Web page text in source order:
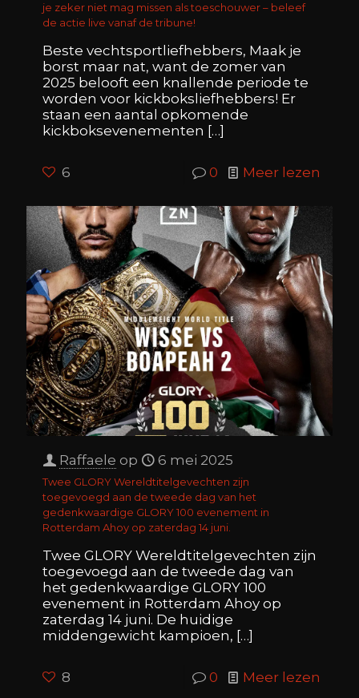
je zeker niet mag missen als toeschouwer – beleef
de actie live vanaf de tribune!
Beste vechtsportliefhebbers, Maak je
borst maar nat, want de zomer van
2025 belooft een knallende periode te
worden voor kickboksliefhebbers! Er
staan een aantal opkomende
kickboksevenementen […]
6 0 Meer lezen
Raffaele op 6 mei 2025
Twee GLORY Wereldtitelgevechten zijn
toegevoegd aan de tweede dag van het
gedenkwaardige GLORY 100 evenement in
Rotterdam Ahoy op zaterdag 14 juni.
Twee GLORY Wereldtitelgevechten zijn
toegevoegd aan de tweede dag van
het gedenkwaardige GLORY 100
evenement in Rotterdam Ahoy op
zaterdag 14 juni. De huidige
middengewicht kampioen, […]
8 0 Meer lezen